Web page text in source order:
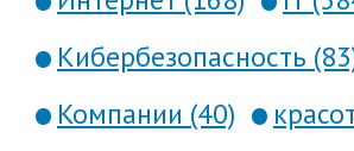
Кибербезопасность
Компании (40)